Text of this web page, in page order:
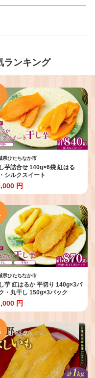
ランキング
県ひたちなか市
芋詰合せ 140g×6袋 紅はる
シルクスイート
円
県ひたちなか市
芋 紅はるか 平切り 140g×3パ
・丸干し 150g×3パック
円